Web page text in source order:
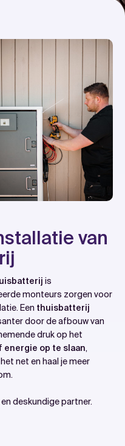
van
is
monteurs zorgen voor
Een thuisbatterij
door de afbouw van
druk op het
energie op te slaan,
net en haal je meer
deskundige partner.